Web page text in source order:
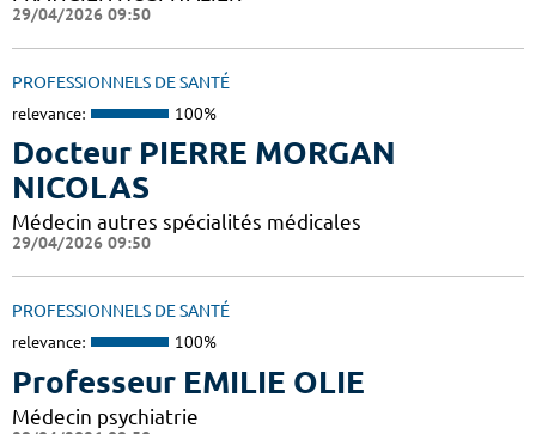
29/04/2026 09:50
PROFESSIONNELS DE SANTÉ
relevance: 100%
Docteur PIERRE MORGAN
NICOLAS
Médecin autres spécialités médicales
29/04/2026 09:50
PROFESSIONNELS DE SANTÉ
relevance: 100%
Professeur EMILIE OLIE
Médecin psychiatrie